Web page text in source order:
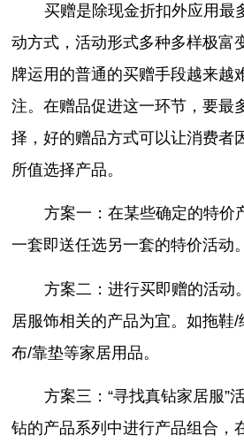
买赠是除现金折扣外应用最
动方式，活动形式多种多样极富
牌运用的普通的买赠手段越来越
注。在赠品促进这一环节，要最
择，好的赠品方式可以让消费者
所值选择产品。
方案一：在某些确定的特价
一套即送任选另一套的特价活动。
方案二：进行买即赠的活动
居服饰相关的产品为宜。如拖鞋
布/靠垫等家居用品。
方案三：“寻找真钻家居服”
钻的产品系列中进行产品组合，